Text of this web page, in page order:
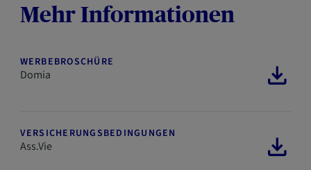
Mehr Informationen
WERBEBROSCHÜRE
Domia
VERSICHERUNGSBEDINGUNGEN
Ass.Vie